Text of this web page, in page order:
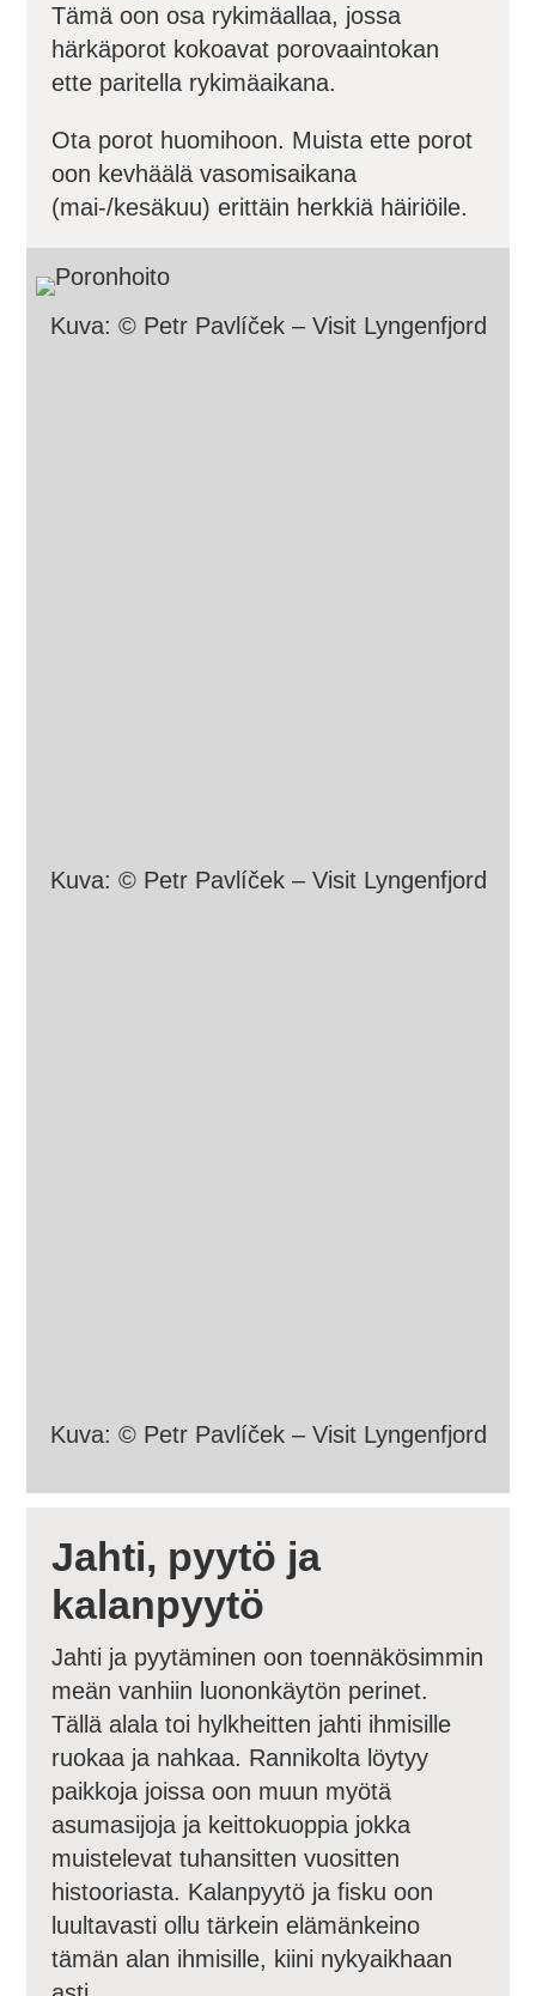
Tämä oon osa rykimäallaa, jossa
härkäporot kokoavat porovaaintokan
ette paritella rykimäaikana.
Ota porot huomihoon. Muista ette porot
oon kevhäälä vasomisaikana
(mai-/kesäkuu) erittäin herkkiä häiriöile.
Kuva: © Petr Pavlíček – Visit Lyngenfjord
Kuva: © Petr Pavlíček – Visit Lyngenfjord
Kuva: © Petr Pavlíček – Visit Lyngenfjord
Jahti, pyytö ja
kalanpyytö
Jahti ja pyytäminen oon toennäkösimmin
meän vanhiin luononkäytön perinet.
Tällä alala toi hylkheitten jahti ihmisille
ruokaa ja nahkaa. Rannikolta löytyy
paikkoja joissa oon muun myötä
asumasijoja ja keittokuoppia jokka
muistelevat tuhansitten vuositten
histooriasta. Kalanpyytö ja fisku oon
luultavasti ollu tärkein elämänkeino
tämän alan ihmisille, kiini nykyaikhaan